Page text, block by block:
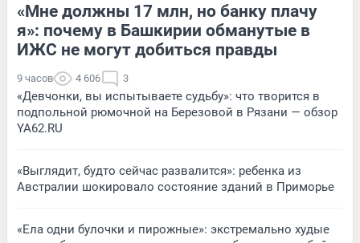
«Мне должны 17 млн, но банку плачу
я»: почему в Башкирии обманутые в
ИЖС не могут добиться правды
9 часов 4 606 3
«Девчонки, вы испытываете судьбу»: что творится в
подпольной рюмочной на Березовой в Рязани — обзор
YA62.RU
«Выглядит, будто сейчас развалится»: ребенка из
Австралии шокировало состояние зданий в Приморье
«Ела одни булочки и пирожные»: экстремально худые